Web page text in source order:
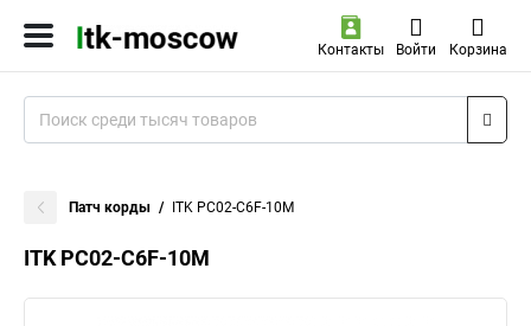
Контакты Войти Корзина
Патч корды ITK PC02-C6F-10M
ITK PC02-C6F-10M